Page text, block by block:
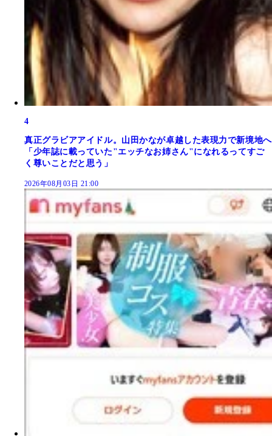
4
真正グラビアアイドル。山田かなが卓越した表現力で新境地へ
「少年誌に載っていた"エッチなお姉さん"になれるってすご
く尊いことだと思う」
2026年08月03日 21:00